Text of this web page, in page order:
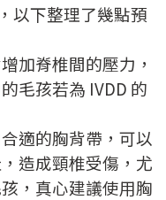
以下整理了幾點預
加脊椎間的壓力，
毛孩若為 IVDD 的
合適的胸背帶，可以
造成頸椎受傷，尤
，真心建議使用胸